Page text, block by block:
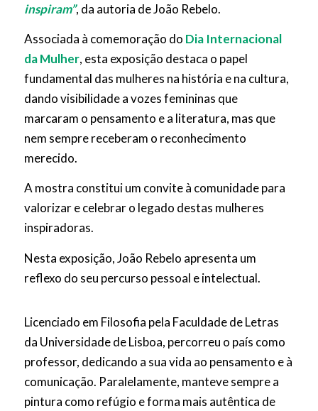
inspiram”, da autoria de João Rebelo.
Associada à comemoração do Dia Internacional
da Mulher, esta exposição destaca o papel
fundamental das mulheres na história e na cultura,
dando visibilidade a vozes femininas que
marcaram o pensamento e a literatura, mas que
nem sempre receberam o reconhecimento
merecido.
A mostra constitui um convite à comunidade para
valorizar e celebrar o legado destas mulheres
inspiradoras.
Nesta exposição, João Rebelo apresenta um
reflexo do seu percurso pessoal e intelectual.
Licenciado em Filosofia pela Faculdade de Letras
da Universidade de Lisboa, percorreu o país como
professor, dedicando a sua vida ao pensamento e à
comunicação. Paralelamente, manteve sempre a
pintura como refúgio e forma mais autêntica de